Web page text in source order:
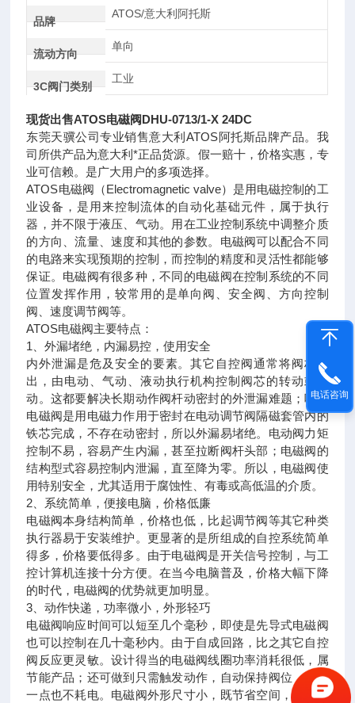
品牌
ATOS/意大利阿托斯
流动方向
单向
3C阀门类别
工业
现货出售ATOS电磁阀DHU-0713/1-X 24DC
东莞天骥公司专业销售意大利ATOS阿托斯品牌产品。我
司所供产品为意大利*正品货源。假一赔十，价格实惠，专
业可信赖。是广大用户的多项选择。
ATOS电磁阀（Electromagnetic valve）是用电磁控制的工
业设备，是用来控制流体的自动化基础元件，属于执行
器，并不限于液压、气动。用在工业控制系统中调整介质
的方向、流量、速度和其他的参数。电磁阀可以配合不同
的电路来实现预期的控制，而控制的精度和灵活性都能够
保证。电磁阀有很多种，不同的电磁阀在控制系统的不同
位置发挥作用，较常用的是单向阀、安全阀、方向控制
阀、速度调节阀等。
ATOS电磁阀主要特点：
1、外漏堵绝，内漏易控，使用安全
内外泄漏是危及安全的要素。其它自控阀通常将阀杆伸
出，由电动、气动、液动执行机构控制阀芯的转动或移
动。这都要解决长期动作阀杆动密封的外泄漏难题；唯有
电磁阀是用电磁力作用于密封在电动调节阀隔磁套管内的
铁芯完成，不存在动密封，所以外漏易堵绝。电动阀力矩
控制不易，容易产生内漏，甚至拉断阀杆头部；电磁阀的
结构型式容易控制内泄漏，直至降为零。所以，电磁阀使
用特别安全，尤其适用于腐蚀性、有毒或高低温的介质。
2、系统简单，便接电脑，价格低廉
电磁阀本身结构简单，价格也低，比起调节阀等其它种类
执行器易于安装维护。更显著的是所组成的自控系统简单
得多，价格要低得多。由于电磁阀是开关信号控制，与工
控计算机连接十分方便。在当今电脑普及，价格大幅下降
的时代，电磁阀的优势就更加明显。
3、动作快递，功率微小，外形轻巧
电磁阀响应时间可以短至几个毫秒，即使是先导式电磁阀
也可以控制在几十毫秒内。由于自成回路，比之其它自控
阀反应更灵敏。设计得当的电磁阀线圈功率消耗很低，属
节能产品；还可做到只需触发动作，自动保持阀位，平时
一点也不耗电。电磁阀外形尺寸小，既节省空间，又轻巧
电话咨询